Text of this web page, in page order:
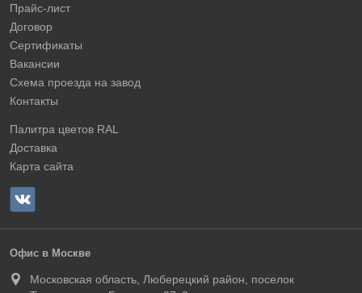
Прайс-лист
Договор
Сертификаты
Вакансии
Схема проезда на завод
Контакты
Палитра цветов RAL
Доставка
Карта сайта
Офис в Москве
Московская область, Люберецкий район, поселок